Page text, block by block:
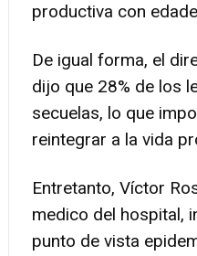
productiva con
De igual forma, el
dijo que 28% de los
secuelas, lo que
reintegrar a la vida
Entretanto, Víctor
medico del hospital,
punto de vista